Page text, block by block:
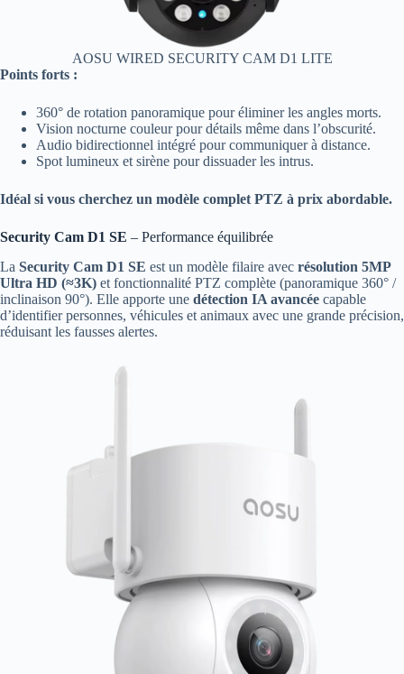
AOSU WIRED SECURITY CAM D1 LITE
Points forts :
360° de rotation panoramique pour éliminer les angles morts.
Vision nocturne couleur pour détails même dans l’obscurité.
Audio bidirectionnel intégré pour communiquer à distance.
Spot lumineux et sirène pour dissuader les intrus.
Idéal si vous cherchez un modèle complet PTZ à prix abordable.
Security Cam D1 SE – Performance équilibrée
La Security Cam D1 SE est un modèle filaire avec résolution 5MP
Ultra HD (≈3K) et fonctionnalité PTZ complète (panoramique 360° /
inclinaison 90°). Elle apporte une détection IA avancée capable
d’identifier personnes, véhicules et animaux avec une grande précision,
réduisant les fausses alertes.